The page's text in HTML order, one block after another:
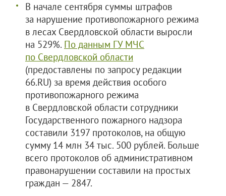
В начале сентября суммы штрафов
за нарушение противопожарного режима
в лесах Свердловской области выросли
на 529%. По данным ГУ МЧС
по Свердловской области
(предоставлены по запросу редакции
66.RU) за время действия особого
противопожарного режима
в Свердловской области сотрудники
Государственного пожарного надзора
составили 3197 протоколов, на общую
сумму 14 млн 34 тыс. 500 рублей. Больше
всего протоколов об административном
правонарушении составили на простых
граждан — 2847.